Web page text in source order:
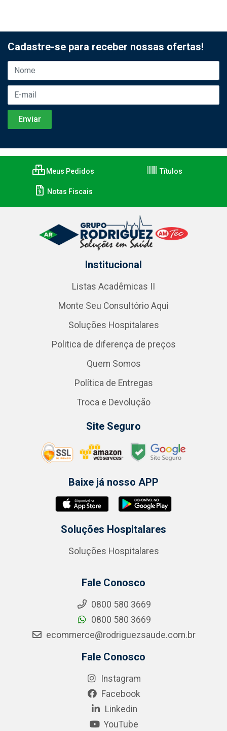
Cadastre-se para receber nossas ofertas!
Meus Pedidos Títulos
Notas Fiscais
Institucional
Listas Acadêmicas II
Monte Seu Consultório Aqui
Soluções Hospitalares
Politica de diferença de preços
Quem Somos
Política de Entregas
Troca e Devolução
Site Seguro
Baixe já nosso APP
Soluções Hospitalares
Soluções Hospitalares
Fale Conosco
0800 580 3669
0800 580 3669
ecommerce@rodriguezsaude.com.br
Fale Conosco
Instagram
Facebook
Linkedin
YouTube